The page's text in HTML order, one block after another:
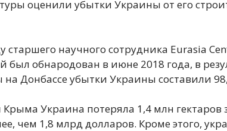
оценили убытки Украины от его
старшего научного сотрудника Eurasia
был обнародован в июне 2018 года, в
на Донбассе убытки Украины составили
Крыма Украина потеряла 1,4 млн гектаров
чем 1,8 млрд долларов. Кроме этого,